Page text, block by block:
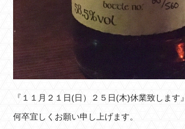
『１１月２１日(日）２５日(木)休業致します』
何卒宜しくお願い申し上げます。